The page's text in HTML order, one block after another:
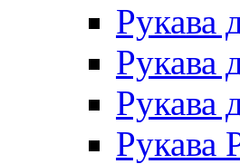
Рукава
Рукава
Рукава
Рукава